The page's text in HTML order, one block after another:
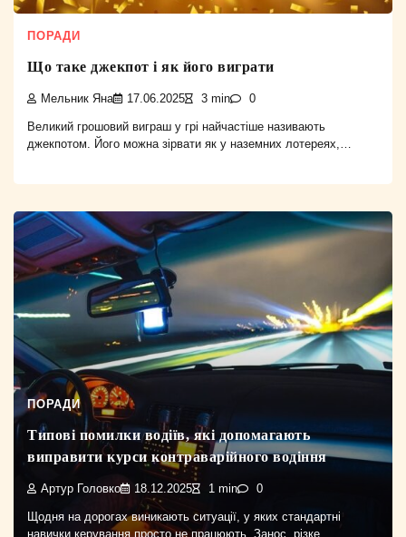
ПОРАДИ
Що таке джекпот і як його виграти
Мельник Яна 17.06.2025 3 min 0
Великий грошовий виграш у грі найчастіше називають
джекпотом. Його можна зірвати як у наземних лотереях,…
ПОРАДИ
Типові помилки водіїв, які допомагають
виправити курси контраварійного водіння
Артур Головко 18.12.2025 1 min 0
Щодня на дорогах виникають ситуації, у яких стандартні
навички керування просто не працюють. Занос, різке…